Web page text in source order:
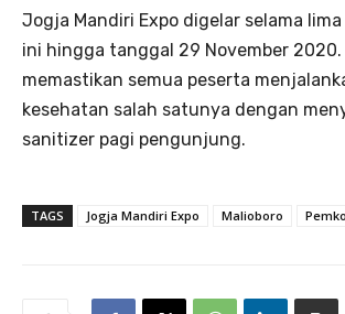
Jogja Mandiri Expo digelar selama
ini hingga tanggal 29 November 2020.
memastikan semua peserta
kesehatan salah satunya dengan
sanitizer pagi pengunjung.
TAGS Jogja Mandiri Expo Malioboro